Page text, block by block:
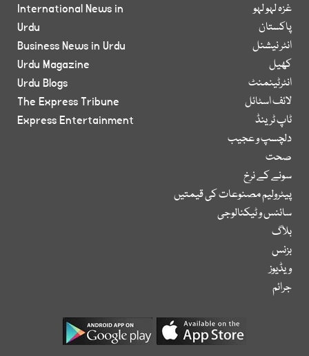
غزہ لہو لہو
پاکستان
انٹر نیشنل
کھیل
انٹرٹینمنٹ
لائف اسٹائل
ٹاپ ٹرینڈ
دلچسپ و عجیب
صحت
سونے کے نرخ
پیٹرولیم مصنوعات کی قیمتیں
سائنس و ٹیکنالوجی
بلاگ
بزنس
ویڈیوز
جرائم
International News in
Urdu
Business News in Urdu
Urdu Magazine
Urdu Blogs
The Express Tribune
Express Entertainment